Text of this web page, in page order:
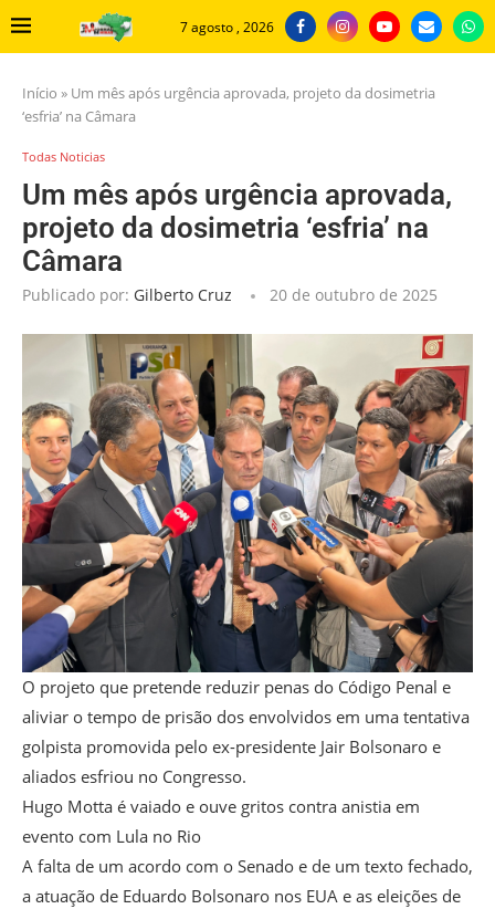
7 agosto , 2026
Início » Um mês após urgência aprovada, projeto da dosimetria
‘esfria’ na Câmara
Todas Noticias
Um mês após urgência aprovada,
projeto da dosimetria ‘esfria’ na
Câmara
Publicado por: Gilberto Cruz 20 de outubro de 2025
O projeto que pretende reduzir penas do Código Penal e
aliviar o tempo de prisão dos envolvidos em uma tentativa
golpista promovida pelo ex-presidente Jair Bolsonaro e
aliados esfriou no Congresso.
Hugo Motta é vaiado e ouve gritos contra anistia em
evento com Lula no Rio
A falta de um acordo com o Senado e de um texto fechado,
a atuação de Eduardo Bolsonaro nos EUA e as eleições de